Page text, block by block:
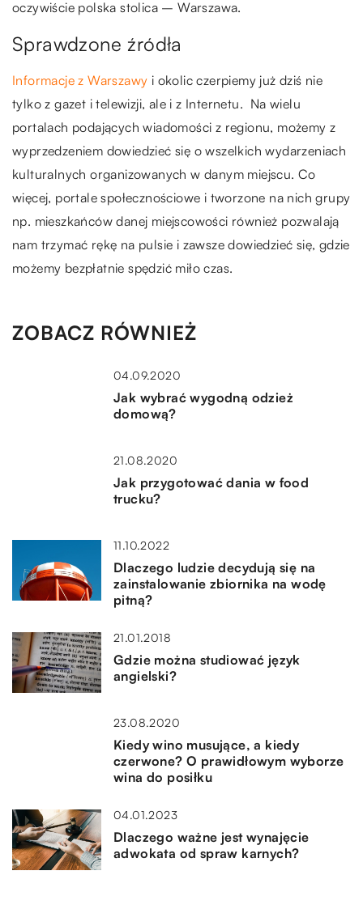
oczywiście polska stolica – Warszawa.
Sprawdzone źródła
Informacje z Warszawy i okolic czerpiemy już dziś nie
tylko z gazet i telewizji, ale i z Internetu. Na wielu
portalach podających wiadomości z regionu, możemy z
wyprzedzeniem dowiedzieć się o wszelkich wydarzeniach
kulturalnych organizowanych w danym miejscu. Co
więcej, portale społecznościowe i tworzone na nich grupy
np. mieszkańców danej miejscowości również pozwalają
nam trzymać rękę na pulsie i zawsze dowiedzieć się, gdzie
możemy bezpłatnie spędzić miło czas.
ZOBACZ RÓWNIEŻ
04.09.2020
Jak wybrać wygodną odzież
domową?
21.08.2020
Jak przygotować dania w food
trucku?
11.10.2022
Dlaczego ludzie decydują się na
zainstalowanie zbiornika na wodę
pitną?
21.01.2018
Gdzie można studiować język
angielski?
23.08.2020
Kiedy wino musujące, a kiedy
czerwone? O prawidłowym wyborze
wina do posiłku
04.01.2023
Dlaczego ważne jest wynajęcie
adwokata od spraw karnych?